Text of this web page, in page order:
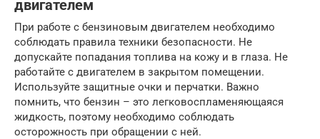
двигателем
При работе с бензиновым двигателем необходимо
соблюдать правила техники безопасности. Не
допускайте попадания топлива на кожу и в глаза. Не
работайте с двигателем в закрытом помещении.
Используйте защитные очки и перчатки. Важно
помнить, что бензин – это легковоспламеняющаяся
жидкость, поэтому необходимо соблюдать
осторожность при обращении с ней.